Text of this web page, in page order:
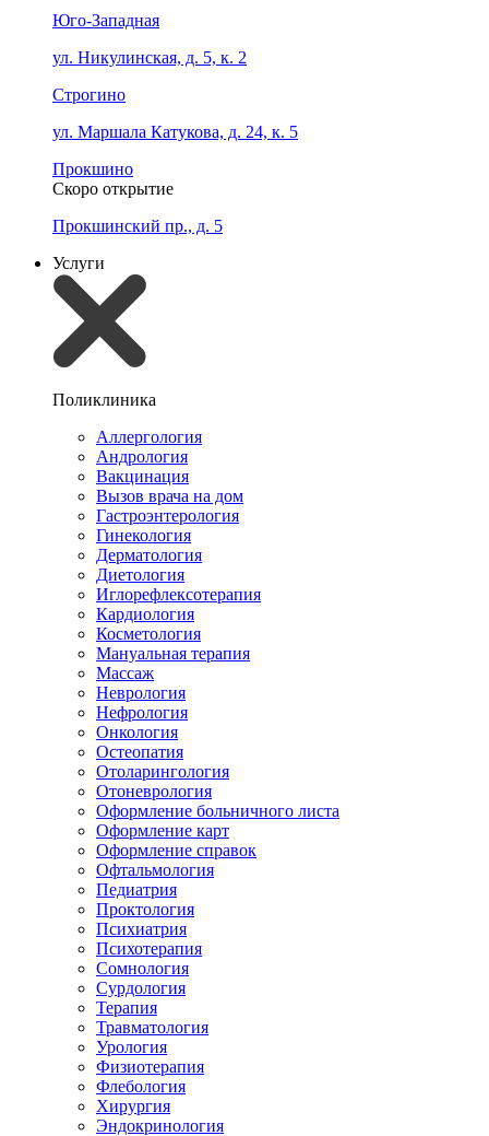
Юго-Западная
ул. Никулинская, д. 5, к. 2
Строгино
ул. Маршала Катукова, д. 24, к. 5
Прокшино
Скоро открытие
Прокшинский пр., д. 5
Услуги
Поликлиника
Аллергология
Андрология
Вакцинация
Вызов врача на дом
Гастроэнтерология
Гинекология
Дерматология
Диетология
Иглорефлексотерапия
Кардиология
Косметология
Мануальная терапия
Массаж
Неврология
Нефрология
Онкология
Остеопатия
Отоларингология
Отоневрология
Оформление больничного листа
Оформление карт
Оформление справок
Офтальмология
Педиатрия
Проктология
Психиатрия
Психотерапия
Сомнология
Сурдология
Терапия
Травматология
Урология
Физиотерапия
Флебология
Хирургия
Эндокринология